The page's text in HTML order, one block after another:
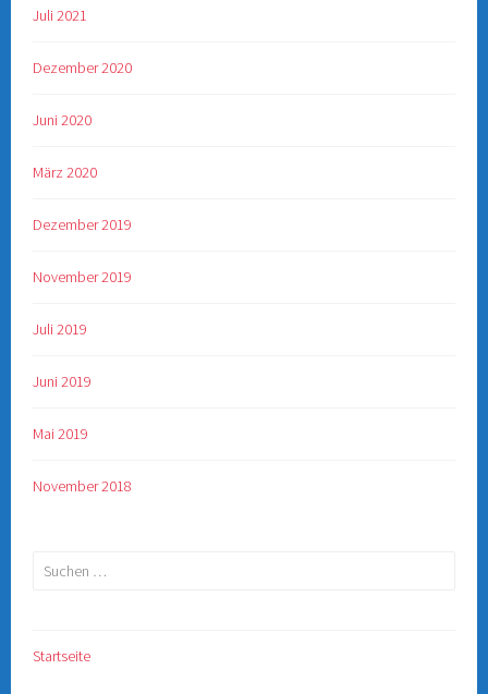
Juli 2021
Dezember 2020
Juni 2020
März 2020
Dezember 2019
November 2019
Juli 2019
Juni 2019
Mai 2019
November 2018
Suchen
Startseite